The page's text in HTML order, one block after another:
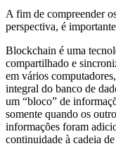
A fim de compreender
perspectiva, é
Blockchain é uma
compartilhado e
em vários
integral do banco de
um “bloco” de
somente quando os
informações foram
continuidade à cadeia